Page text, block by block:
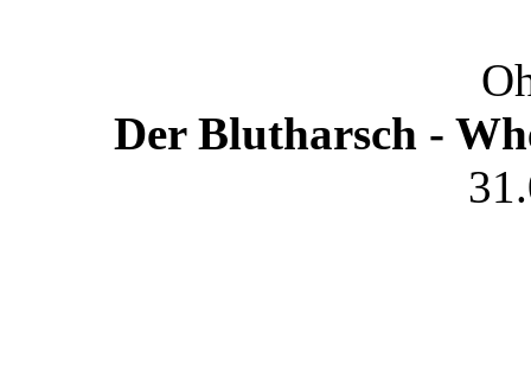
Der Blutharsch -